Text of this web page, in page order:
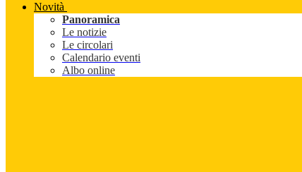
Novità
Panoramica
Le notizie
Le circolari
Calendario eventi
Albo online